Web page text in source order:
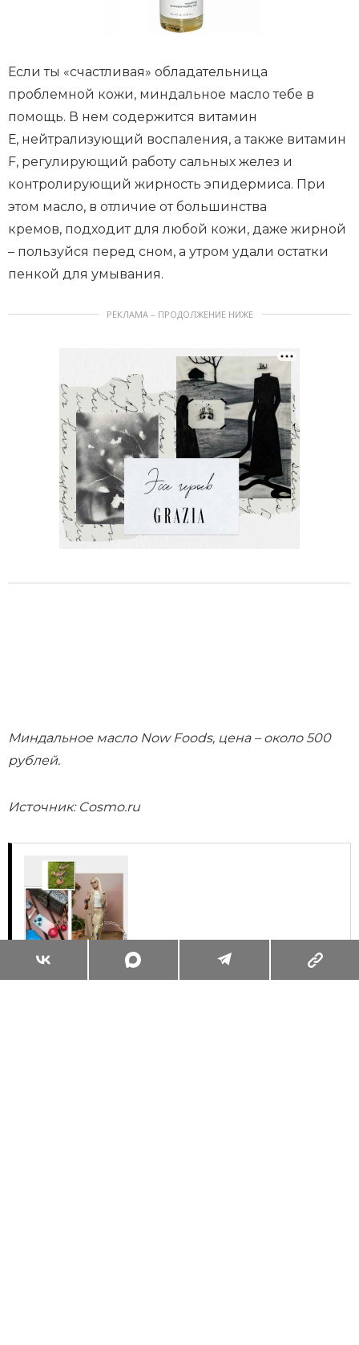
Если ты «счастливая» обладательница
проблемной кожи, миндальное масло тебе в
помощь. В нем содержится витамин
Е, нейтрализующий воспаления, а также витамин
F, регулирующий работу сальных желез и
контролирующий жирность эпидермиса. При
этом масло, в отличие от большинства
кремов, подходит для любой кожи, даже жирной
– пользуйся перед сном, а утром удали остатки
пенкой для умывания.
РЕКЛАМА – ПРОДОЛЖЕНИЕ НИЖЕ
Миндальное масло Now Foods, цена – около 500
рублей.
Источник: Cosmo.ru